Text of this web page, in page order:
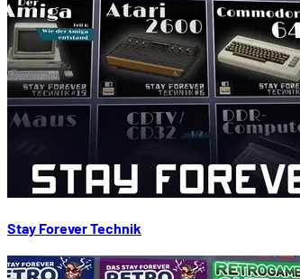
Stay Forever Technik